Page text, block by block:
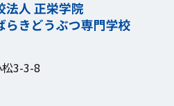
3-3-8